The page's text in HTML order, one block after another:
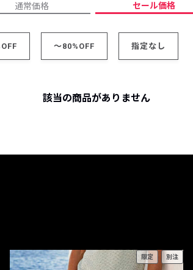
ンキング
ーコーデ
プライバシーポリシー
通常価格 セール価格
～80%OFF 指定なし
該当の商品がありません
限定 別注